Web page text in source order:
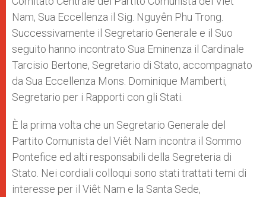
Nam, Sua Eccellenza il Sig. Nguyên Phu Trong.
Successivamente il Segretario Generale e il Suo
seguito hanno incontrato Sua Eminenza il Cardinale
Tarcisio Bertone, Segretario di Stato, accompagnato
da Sua Eccellenza Mons. Dominique Mamberti,
Segretario per i Rapporti con gli Stati.
È la prima volta che un Segretario Generale del
Partito Comunista del Viêt Nam incontra il Sommo
Pontefice ed alti responsabili della Segreteria di
Stato. Nei cordiali colloqui sono stati trattati temi di
interesse per il Viêt Nam e la Santa Sede,